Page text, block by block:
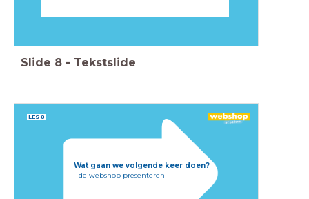
Slide 8 - Tekstslide
Wat gaan we volgende keer doen?
- de webshop presenteren
LES 8